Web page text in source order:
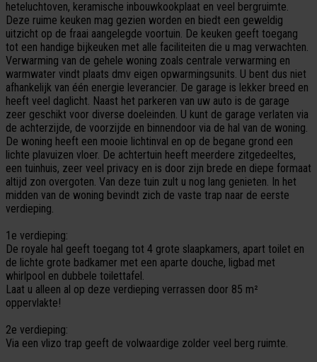
heteluchtoven, keramische inbouwkookplaat en veel bergruimte.
Deze ruime keuken mag gezien worden en biedt een geweldig
uitzicht op de fraai aangelegde voortuin. De keuken geeft toegang
tot een handige bijkeuken met alle faciliteiten die u mag verwachten.
Verwarming van de gehele woning zoals centrale verwarming en
warmwater vindt plaats dmv eigen opwarmingsunits. U bent dus niet
afhankelijk van één energie leverancier. De garage is lekker breed en
heeft veel daglicht. Naast het parkeren van uw auto is de garage
zeer geschikt voor diverse doeleinden. U kunt de garage verlaten via
de achterzijde, de voorzijde en binnendoor via de hal van de woning.
De woning heeft een mooie lichtinval en op de begane grond een
lichte plavuizen vloer. De achtertuin heeft meerdere zitgedeeltes,
een tuinhuis, zeer veel privacy en is door zijn brede en diepe formaat
altijd zon overgoten. Van deze tuin zult u nog lang genieten. In het
midden van de woning bevindt zich de vaste trap naar de eerste
verdieping.
1e verdieping:
De royale hal geeft toegang tot 4 grote slaapkamers, apart toilet en
de lichte grote badkamer met een aparte douche, ligbad met
whirlpool en dubbele toilettafel.
Laat u alleen al op deze verdieping verrassen door 85 m²
oppervlakte!
2e verdieping:
Via een vlizo trap geeft de volwaardige zolder veel berg ruimte.